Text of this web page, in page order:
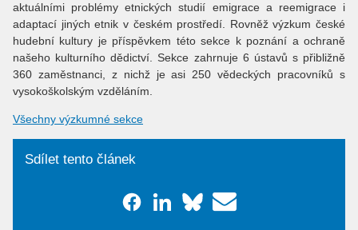
aktuálními problémy etnických studií emigrace a reemigrace i
adaptací jiných etnik v českém prostředí. Rovněž výzkum české
hudební kultury je příspěvkem této sekce k poznání a ochraně
našeho kulturního dědictví. Sekce zahrnuje 6 ústavů s přibližně
360 zaměstnanci, z nichž je asi 250 vědeckých pracovníků s
vysokoškolským vzděláním.
Všechny výzkumné sekce
Sdílet tento článek